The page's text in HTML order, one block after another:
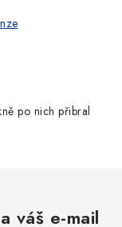
po nich přibral
váš e-mail